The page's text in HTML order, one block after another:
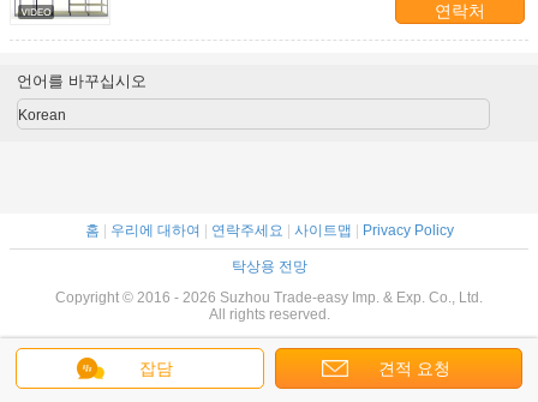
연락처
잡담 견적 요청
언어를 바꾸십시오
Korean
홈 우리에 대하여 연락주세요 사이트맵 Privacy Policy
탁상용 전망
Copyright © 2016 - 2026 Suzhou Trade-easy Imp. & Exp. Co., Ltd.
All rights reserved.